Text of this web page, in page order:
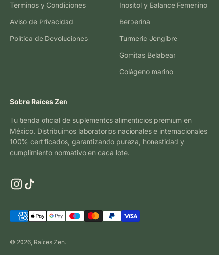
Terminos y Condiciones
Aviso de Privacidad
Política de Devoluciones
Inositol y Balance Femenino
Berberina
Turmeric Jengibre
Gomitas Belabear
Colágeno marino
Sobre Raíces Zen
Tu tienda oficial de suplementos alimenticios premium en
México. Distribuimos laboratorios nacionales e internacionales
100% certificados, garantizando pureza, honestidad y
cumplimiento normativo en cada lote.
© 2026, Raíces Zen.